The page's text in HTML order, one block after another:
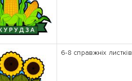
6-8 справжніх листків